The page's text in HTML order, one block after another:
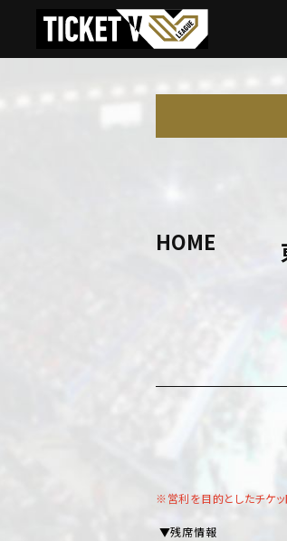
HOME
※営利を目的としたチケッ
▼残席情報